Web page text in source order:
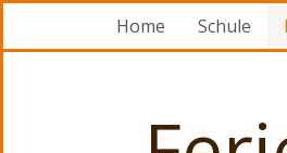
Home Schule